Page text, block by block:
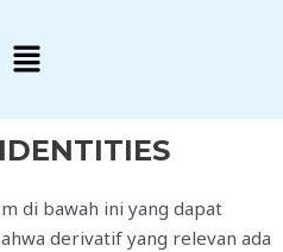
Menu
di bawah ini yang dapat
derivatif yang relevan ada